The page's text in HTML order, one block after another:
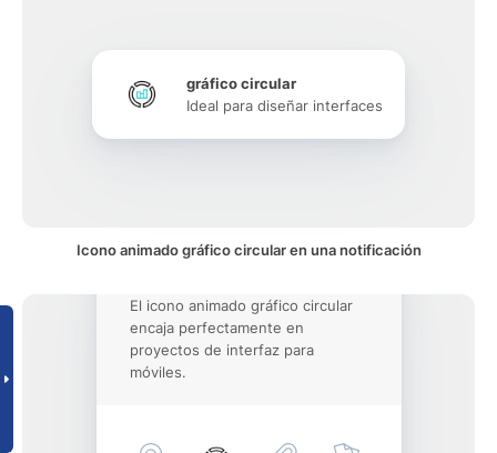
gráfico circular
Ideal para diseñar interfaces
Icono animado gráfico circular en una notificación
El icono animado gráfico circular
encaja perfectamente en
proyectos de interfaz para
móviles.